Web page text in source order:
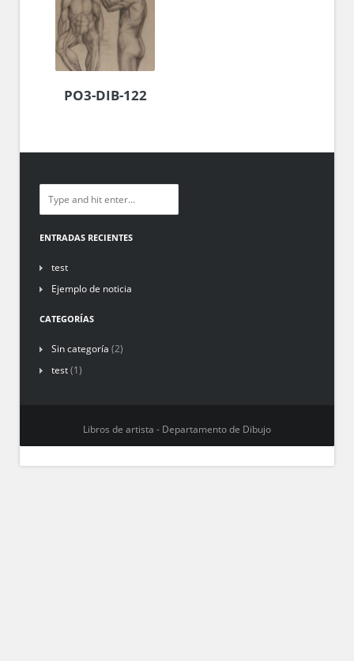
PO3-DIB-122
ENTRADAS RECIENTES
test
Ejemplo de noticia
CATEGORÍAS
Sin categoría (2)
test(1)
Libros de artista - Departamento de Dibujo